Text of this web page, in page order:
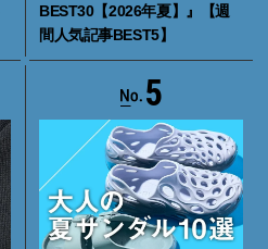
BEST30【2026年夏】』【週
間人気記事BEST5】
5